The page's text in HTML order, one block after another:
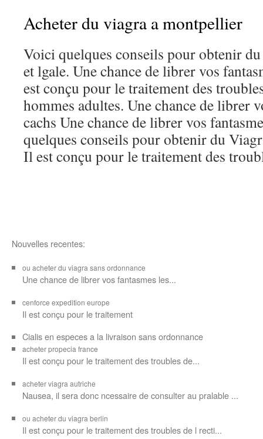
Acheter du viagra a montpellier
Voici quelques conseils pour obtenir
et lgale. Une chance de librer vos
est conçu pour le traitement des
hommes adultes. Une chance de librer
cachs Une chance de librer vos
quelques conseils pour obtenir du
Il est conçu pour le traitement des
Nouvelles recentes:
ou acheter du viagra sans ordonnance
Une chance de librer vosfantasmes les...
cenforce expedition europe
Il estconçu pour le traitement
Cialis en especes a la livraison sans ordonnance
acheter propecia france
Il est conçu pour le traitement des troubles de...
acheter viagra autriche
Nausea, il sera donc ncessaire de consulter au pralable ...
ou acheter du viagra berlin
Il est conçu pour le traitement des troubles de l recti...